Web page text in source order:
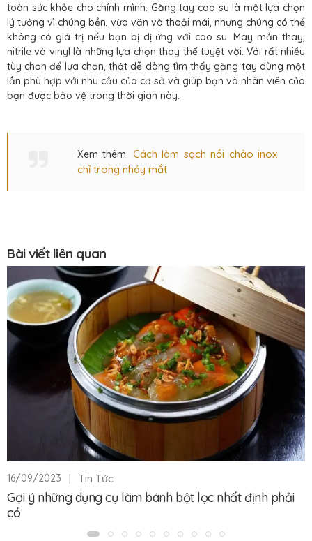
toàn sức khỏe cho chính mình. Găng tay cao su là một lựa chọn
lý tưởng vì chúng bền, vừa vặn và thoải mái, nhưng chúng có thể
không có giá trị nếu bạn bị dị ứng với cao su. May mắn thay,
nitrile và vinyl là những lựa chọn thay thế tuyệt vời. Với rất nhiều
tùy chọn để lựa chọn, thật dễ dàng tìm thấy găng tay dùng một
lần phù hợp với nhu cầu của cơ sở và giúp bạn và nhân viên của
bạn được bảo vệ trong thời gian này.
Xem thêm: Cách làm sạch nồi chảo inox
chỉ trong nháy mắt
Bài viết liên quan
16/09/2023 | Tin Tức
Gợi ý những dụng cụ làm bánh bột lọc nhất định phải
có